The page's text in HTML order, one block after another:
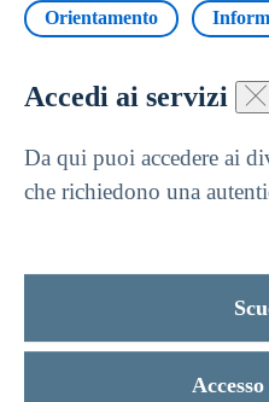
Orientamento
Accedi ai servizi
Da qui puoi accedere ai
che richiedono una